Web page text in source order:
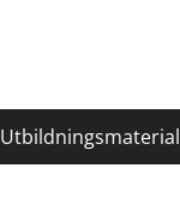
Utbildningsmaterial